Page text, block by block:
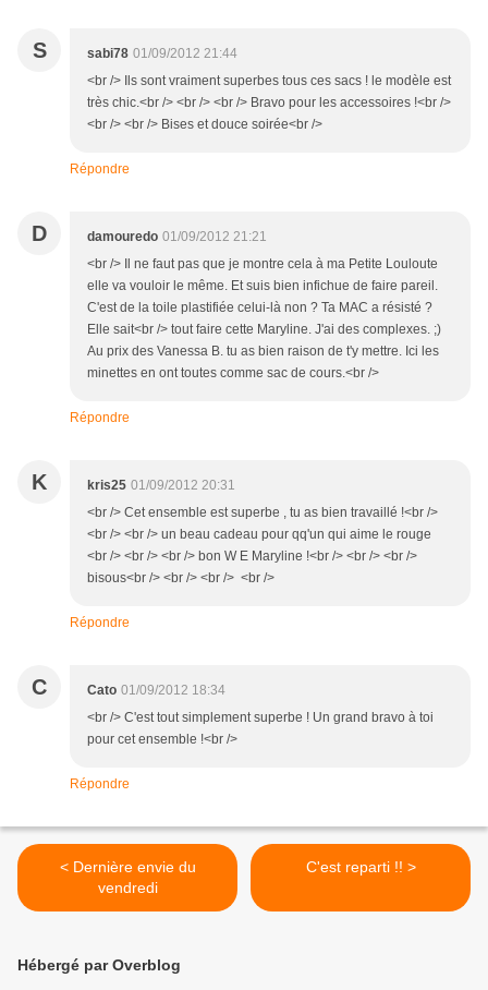
S sabi78 01/09/2012 21:44
<br /> Ils sont vraiment superbes tous ces sacs ! le modèle est
très chic.<br /> <br /> <br /> Bravo pour les accessoires !<br />
<br /> <br /> Bises et douce soirée<br />
Répondre
D damouredo 01/09/2012 21:21
<br /> Il ne faut pas que je montre cela à ma Petite Louloute
elle va vouloir le même. Et suis bien infichue de faire pareil.
C'est de la toile plastifiée celui-là non ? Ta MAC a résisté ?
Elle sait<br /> tout faire cette Maryline. J'ai des complexes. ;)
Au prix des Vanessa B. tu as bien raison de t'y mettre. Ici les
minettes en ont toutes comme sac de cours.<br />
Répondre
K kris25 01/09/2012 20:31
<br /> Cet ensemble est superbe , tu as bien travaillé !<br />
<br /> <br /> un beau cadeau pour qq'un qui aime le rouge
<br /> <br /> <br /> bon W E Maryline !<br /> <br /> <br />
bisous<br /> <br /> <br /> <br />
Répondre
C Cato 01/09/2012 18:34
<br /> C'est tout simplement superbe ! Un grand bravo à toi
pour cet ensemble !<br />
Répondre
< Dernière envie du
vendredi
C'est reparti !! >
Hébergé par Overblog